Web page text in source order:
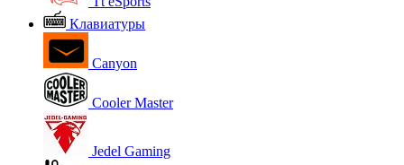
Клавиатуры
Canyon
Cooler Master
Jedel Gaming